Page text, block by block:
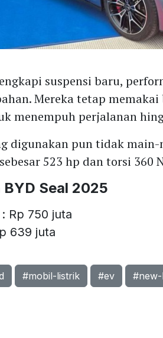
suspensi baru,
Mereka tetap
menempuh perjalanan
digunakan pun tidak
523 hp dan torsi 360
Seal 2025
Rp 750 juta
639 juta
#mobil-listrik #ev